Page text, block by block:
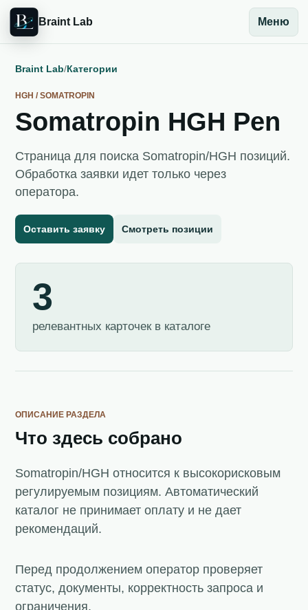
Braint Lab Меню
Braint Lab/Категории
HGH / SOMATROPIN
Somatropin HGH Pen
Страница для поиска Somatropin/HGH позиций.
Обработка заявки идет только через
оператора.
Оставить заявку Смотреть позиции
3
релевантных карточек в каталоге
ОПИСАНИЕ РАЗДЕЛА
Что здесь собрано
Somatropin/HGH относится к высокорисковым
регулируемым позициям. Автоматический
каталог не принимает оплату и не дает
рекомендаций.
Перед продолжением оператор проверяет
статус, документы, корректность запроса и
ограничения.